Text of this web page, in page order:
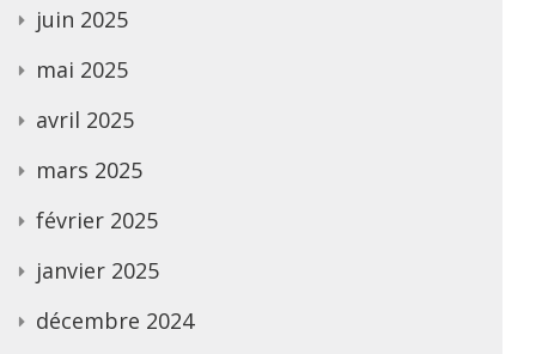
juin 2025
mai 2025
avril 2025
mars 2025
février 2025
janvier 2025
décembre 2024